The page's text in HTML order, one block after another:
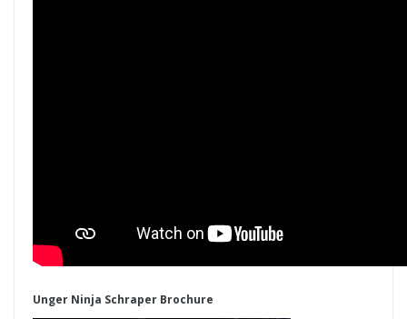
Unger Ninja Schraper Brochure